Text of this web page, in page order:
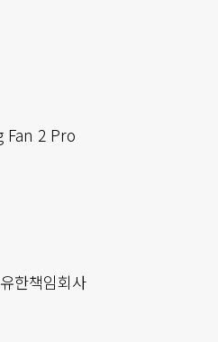
2 Pro
유한책임회사